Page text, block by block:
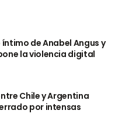
de Anabel Angus y
la violencia digital
Chile y Argentina
por intensas